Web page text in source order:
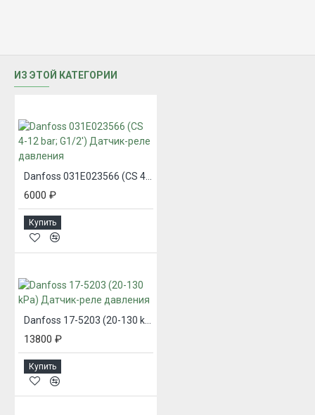
ИЗ ЭТОЙ КАТЕГОРИИ
6000 ₽
Купить
13800 ₽
Купить